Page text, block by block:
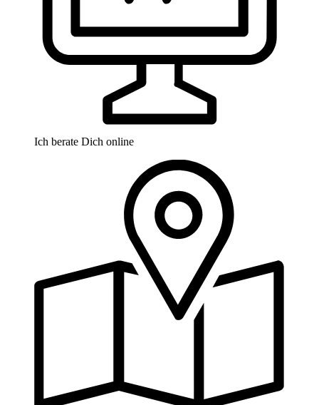
Ich berate Dich online